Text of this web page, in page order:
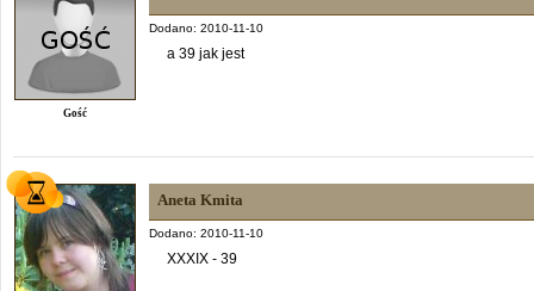
Gość
Dodano: 2010-11-10
a 39 jak jest
Aneta Kmita
Dodano: 2010-11-10
XXXIX - 39